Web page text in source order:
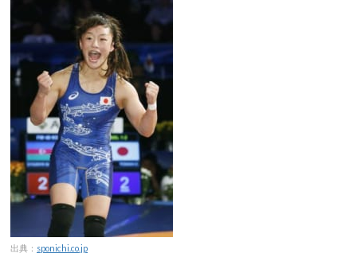
出典： sponichi.co.jp